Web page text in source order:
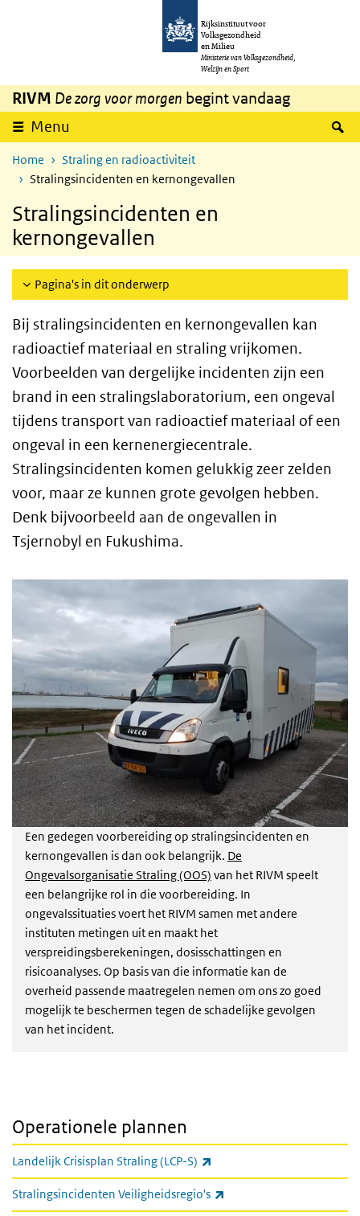
Overslaan en naar de inhoud gaan
Rijksinstituut voor
Volksgezondheid
en Milieu
Ministerie van Volksgezondheid,
Welzijn en Sport
RIVM De zorg voor morgen begint vandaag
Menu
Home
Straling en radioactiviteit
Stralingsincidenten en kernongevallen
Stralingsincidenten en
kernongevallen
Pagina's in dit onderwerp
Bij stralingsincidenten en kernongevallen kan
radioactief materiaal en straling vrijkomen.
Voorbeelden van dergelijke incidenten zijn een
brand in een stralingslaboratorium, een ongeval
tijdens transport van radioactief materiaal of een
ongeval in een kernenergiecentrale.
Stralingsincidenten komen gelukkig zeer zelden
voor, maar ze kunnen grote gevolgen hebben.
Denk bijvoorbeeld aan de ongevallen in
Tsjernobyl en Fukushima.
Een gedegen voorbereiding op stralingsincidenten en
kernongevallen is dan ook belangrijk. De
Ongevalsorganisatie Straling (OOS) van het RIVM speelt
een belangrijke rol in die voorbereiding. In
ongevalssituaties voert het RIVM samen met andere
instituten metingen uit en maakt het
verspreidingsberekeningen, dosisschattingen en
risicoanalyses. Op basis van die informatie kan de
overheid passende maatregelen nemen om ons zo goed
mogelijk te beschermen tegen de schadelijke gevolgen
van het incident.
Operationele plannen
Landelijk Crisisplan Straling (LCP-S)
Stralingsincidenten Veiligheidsregio's